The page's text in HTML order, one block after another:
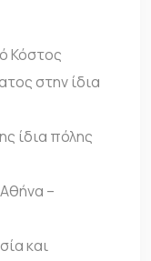
Κόστος
στην ίδια
ίδια πόλης
–
και